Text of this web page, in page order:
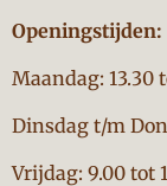
Openingstijden:
Maandag: 13.30
Dinsdag t/m
Vrijdag: 9.00 tot